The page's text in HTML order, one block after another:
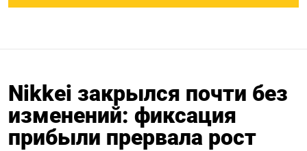
Nikkei закрылся почти без
изменений: фиксация
прибыли прервала рост